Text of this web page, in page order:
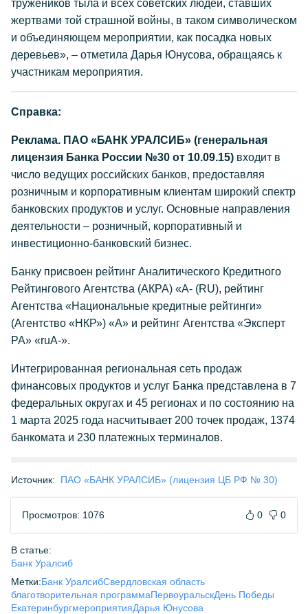
тружеников тыла и всех советских людей, ставших
жертвами той страшной войны, в таком символическом
и объединяющем мероприятии, как посадка новых
деревьев», – отметила Дарья Юнусова, обращаясь к
участникам мероприятия.
Справка:
Реклама. ПАО «БАНК УРАЛСИБ» (генеральная
лицензия Банка России №30 от 10.09.15) входит в
число ведущих российских банков, предоставляя
розничным и корпоративным клиентам широкий спектр
банковских продуктов и услуг. Основные направления
деятельности – розничный, корпоративный и
инвестиционно-банковский бизнес.
Банку присвоен рейтинг Аналитического Кредитного
Рейтингового Агентства (АКРА) «А- (RU), рейтинг
Агентства «Национальные кредитные рейтинги»
(Агентство «НКР») «А» и рейтинг Агентства «Эксперт
РА» «ruА-».
Интегрированная региональная сеть продаж
финансовых продуктов и услуг Банка представлена в 7
федеральных округах и 45 регионах и по состоянию на
1 марта 2025 года насчитывает 200 точек продаж, 1374
банкомата и 230 платежных терминалов.
Источник: ПАО «БАНК УРАЛСИБ» (лицензия ЦБ РФ № 30)
Просмотров: 1076 0 0
В статье:
Банк Уралсиб
Метки:Банк УралсибСвердловская область
благотворительная программаПервоуральскДень Победы
ЕкатеринбургмероприятияДарья Юнусова